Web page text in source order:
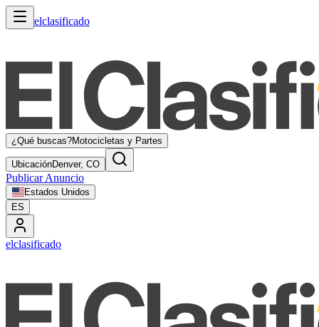
elclasificado
¿Qué buscas?Motocicletas y Partes
UbicaciónDenver, CO
Publicar Anuncio
Estados Unidos
ES
elclasificado